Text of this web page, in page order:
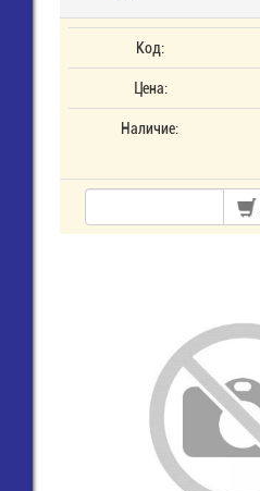
Код:
Цена:
Наличие: